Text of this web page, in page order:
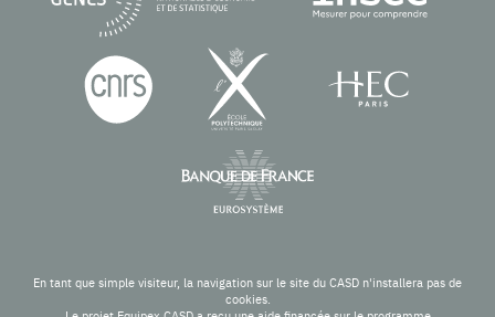
En tant que simple visiteur, la navigation sur le site du CASD n'installera pas de
cookies.